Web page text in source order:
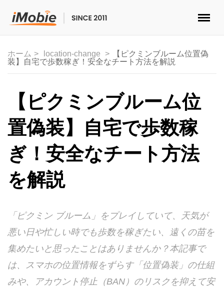
マルチメディア
便利ツール
ソリューション
ストア
ダウンロード
サポート
言語選択
ホーム location-change
【ピクミンブルーム位置偽
装】自宅で歩数稼ぎ！安全なチート方法を解説
【ピクミンブルーム位
置偽装】自宅で歩数稼
ぎ！安全なチート方法
を解説
「ピクミン ブルーム」をプレイしていて、天気が
悪い日や忙しい時でも歩数を稼ぎたい、遠くの苗を
集めたいと思ったことはありませんか？本記事で
は、スマホの位置情報をずらす「位置偽装」の仕組
みや、アカウント停止（BAN）のリスクを抑えて安